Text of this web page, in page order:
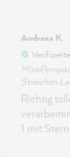
Andreas K
Streichen
Richtig
1 mit